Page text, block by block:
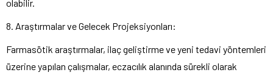
olabilir.
8. Araştırmalar ve Gelecek Projeksiyonları:
Farmasötik araştırmalar, ilaç geliştirme ve yeni tedavi yöntemleri
üzerine yapılan çalışmalar, eczacılık alanında sürekli olarak